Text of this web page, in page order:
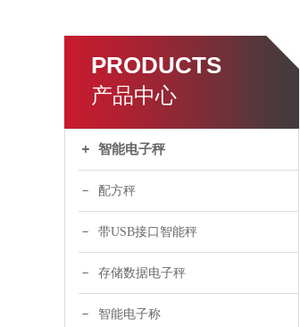
PRODUCTS
产品中心
智能电子秤
配方秤
带USB接口智能秤
存储数据电子秤
智能电子称